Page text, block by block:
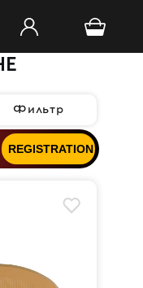
Фильтр
REGISTRATION